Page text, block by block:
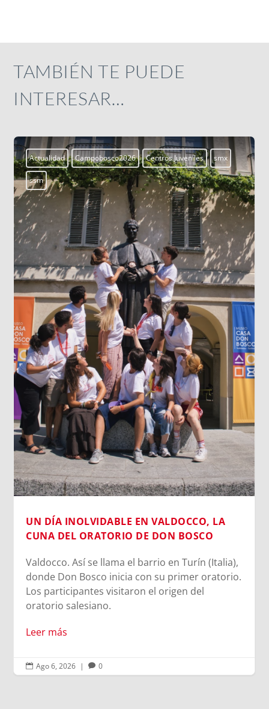
TAMBIÉN TE PUEDE
INTERESAR…
Aprendiendo a vivir Blogs
LOS DATOS BIOMÉTRICOS: NUESTRA
IDENTIDAD EN JUEGO
Cada vez que jugamos con la inteligencia
artificial subiendo nuestra imagen para generar
un avatar gracioso, en el fondo estamos
cediendo una parte de nuestra identidad. El
escaneo facial no es un simple pasatiempo
inofensivo; nuestra cara es una seña de
identidad...
Leer más
 Ago 6, 2026 |  0